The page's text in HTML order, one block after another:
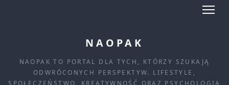
NAOPAK
NAOPAK TO PORTAL DLA TYCH, KTÓRZY SZUKAJĄ
ODWRÓCONYCH PERSPEKTYW. LIFESTYLE,
SPOŁECZEŃSTWO, KREATYWNOŚĆ ORAZ PSYCHOLOGIA